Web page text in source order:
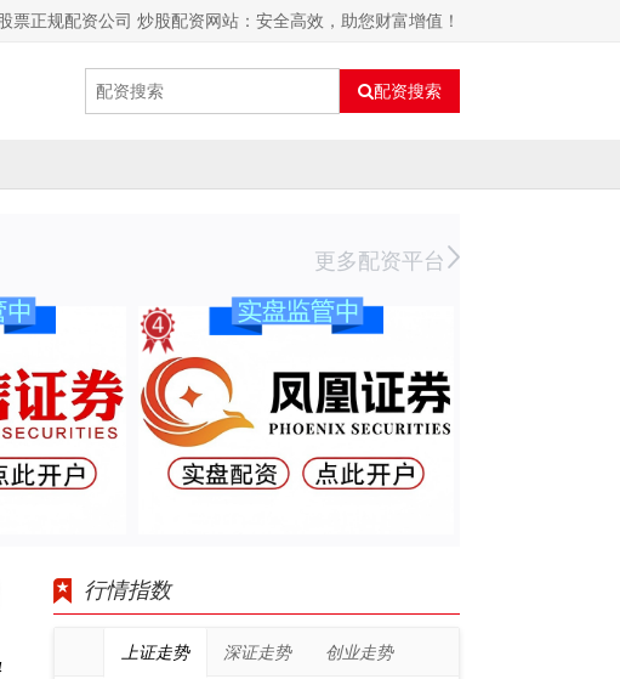
股票正规配资公司 炒股配资网站：安全高效，助您财富增值！
配资搜索
更多配资平台
行情指数
上证走势 深证走势 创业走势